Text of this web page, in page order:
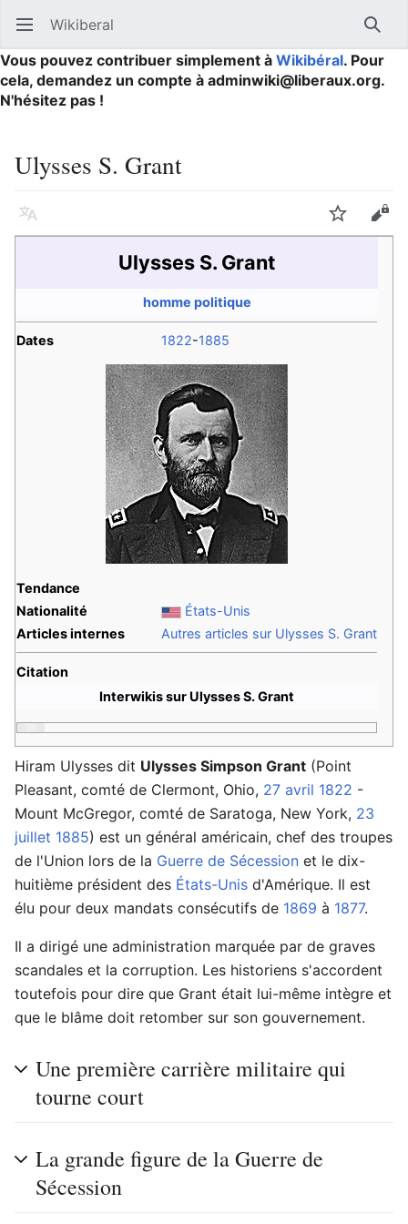
Ouvrir le menu principal Wikiberal
Vous pouvez contribuer simplement à Wikibéral. Pour
cela, demandez un compte à adminwiki@liberaux.org.
N'hésitez pas !
Ulysses S. Grant
Langue Suivre
Ulysses S. Grant
homme politique
Dates 1822-1885
Tendance
Nationalité
États-Unis
Articles internes
Autres articles sur Ulysses S. Grant
Citation
Interwikis sur Ulysses S. Grant
Hiram Ulysses dit Ulysses Simpson Grant (Point
Pleasant, comté de Clermont, Ohio, 27 avril 1822 -
Mount McGregor, comté de Saratoga, New York, 23
juillet 1885) est un général américain, chef des troupes
de l'Union lors de la Guerre de Sécession et le dix-
huitième président des États-Unis d'Amérique. Il est
élu pour deux mandats consécutifs de 1869 à 1877.
Il a dirigé une administration marquée par de graves
scandales et la corruption. Les historiens s'accordent
toutefois pour dire que Grant était lui-même intègre et
que le blâme doit retomber sur son gouvernement.
Une première carrière militaire qui
tourne court
La grande figure de la Guerre de
Sécession